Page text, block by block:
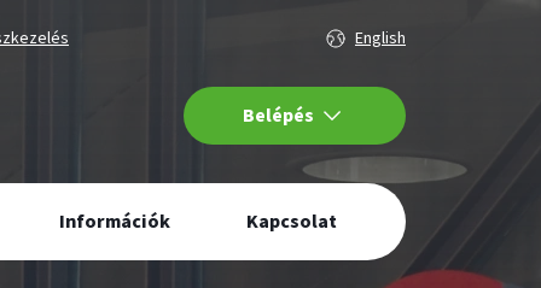
Nyelv
választás
English
Internetbank
navigáció
Belépés
Információk Kapcsolat